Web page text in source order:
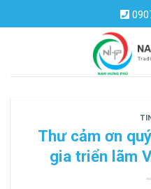
to
Thư cảm ơn
gia triển lãm